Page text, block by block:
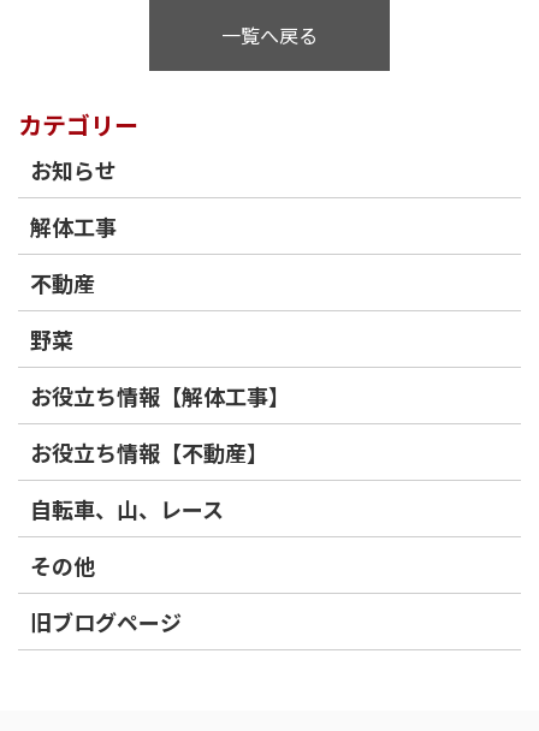
一覧へ戻る
カテゴリー
お知らせ
解体工事
不動産
野菜
お役立ち情報【解体工事】
お役立ち情報【不動産】
自転車、山、レース
その他
旧ブログページ